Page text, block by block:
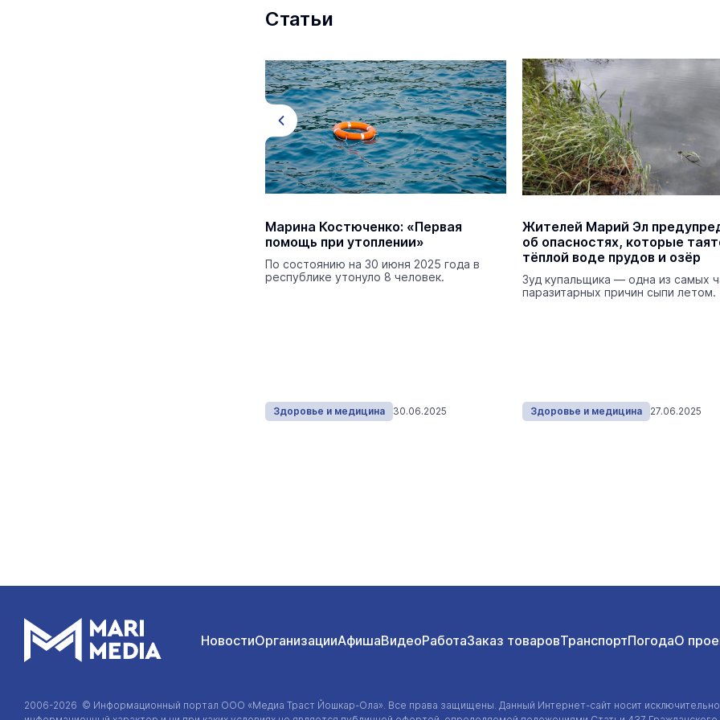
Статьи
Марина Костюченко: «Первая
помощь при утоплении»
По состоянию на 30 июня 2025 года в
республике утонуло 8 человек.
Здоровье и медицина 30.06.2025
Жителей Марий Эл
об опасностях, которые
тёплой воде прудов и озёр
Зуд купальщика — одна из самых
паразитарных причин сыпи летом.
Здоровье и медицина 27.06.2025
Михаил Васютин
опасный перекрёсток в
Горномарийском районе
НовостиОрганизацииАфишаВидеоРаботаЗаказ товаровТранспортПогодаО
2006-2026 © Информационный портал ООО «Медиа Траст Йошкар-Ола». Все права защищены. Данный Интернет-сайт носит исключительно